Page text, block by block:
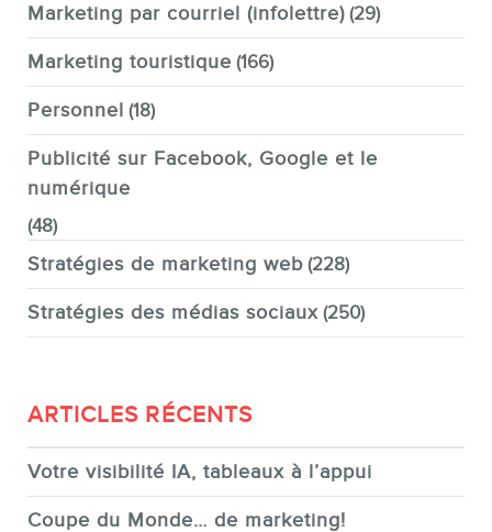
Marketing par courriel (infolettre) (29)
Marketing touristique (166)
Personnel (18)
Publicité sur Facebook, Google et le
numérique
(48)
Stratégies de marketing web (228)
Stratégies des médias sociaux (250)
ARTICLES RÉCENTS
Votre visibilité IA, tableaux à l’appui
Coupe du Monde… de marketing!